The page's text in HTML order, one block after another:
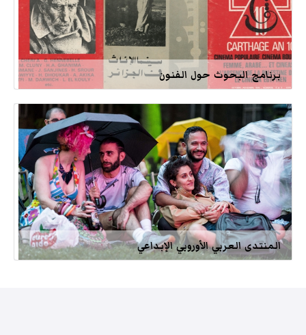
برنامج البحوث حول الفنون
المنتدى العربي الأوروبي الإبداعي